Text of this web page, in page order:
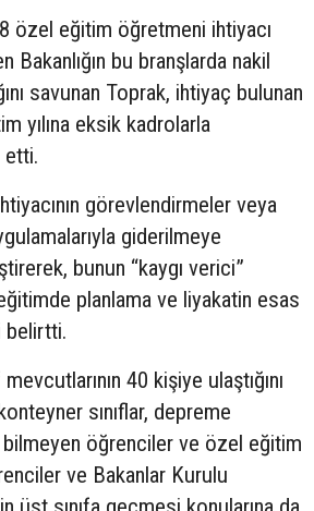
özel eğitim öğretmeni ihtiyacı
Bakanlığın bu branşlarda nakil
savunan Toprak, ihtiyaç bulunan
yılına eksik kadrolarla
etti.
görevlendirmeler veya
giderilmeye
bunun “kaygı verici”
planlama ve liyakatin esas
belirtti.
40 kişiye ulaştığını
sınıflar, depreme
bilmeyen öğrenciler ve özel eğitim
ve Bakanlar Kurulu